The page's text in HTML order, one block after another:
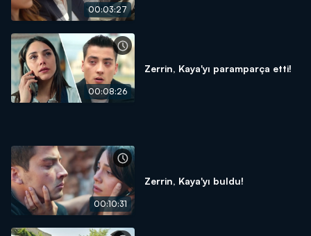
00:03:27
00:08:26
Zerrin, Kaya'yı paramparça etti!
00:10:31
Zerrin, Kaya'yı buldu!